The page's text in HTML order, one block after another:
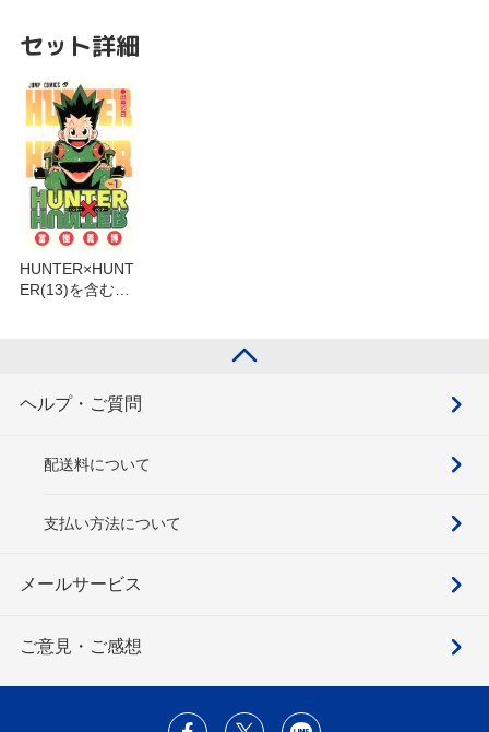
セット詳細
HUNTER×HUNT
ER(13)を含むセ
ヘルプ・ご質問
配送料について
支払い方法について
メールサービス
ご意見・ご感想